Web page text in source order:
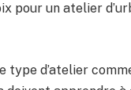
pour un atelier
type d’atelier